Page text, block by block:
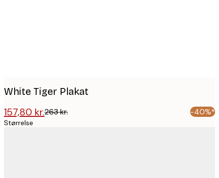
White Tiger Plakat
157,80 kr.263 kr. -40%*
Størrelse